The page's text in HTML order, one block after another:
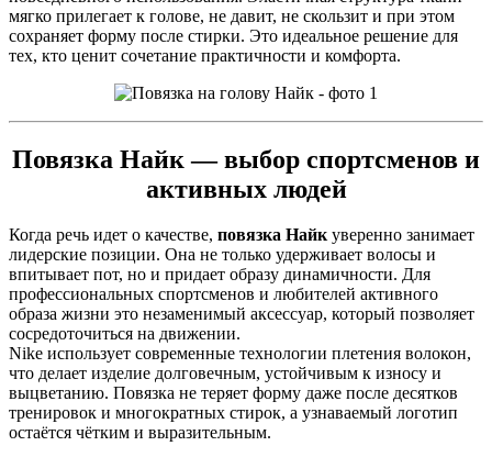
мягко прилегает к голове, не давит, не скользит и при этом
сохраняет форму после стирки. Это идеальное решение для
тех, кто ценит сочетание практичности и комфорта.
Повязка Найк — выбор спортсменов и
активных людей
Когда речь идет о качестве, повязка Найкуверенно занимает
лидерские позиции. Она не только удерживает волосы и
впитывает пот, но и придает образу динамичности. Для
профессиональных спортсменов и любителей активного
образа жизни это незаменимый аксессуар, который позволяет
сосредоточиться на движении.
Nike использует современные технологии плетения волокон,
что делает изделие долговечным, устойчивым к износу и
выцветанию. Повязка не теряет форму даже после десятков
тренировок и многократных стирок, а узнаваемый логотип
остаётся чётким и выразительным.